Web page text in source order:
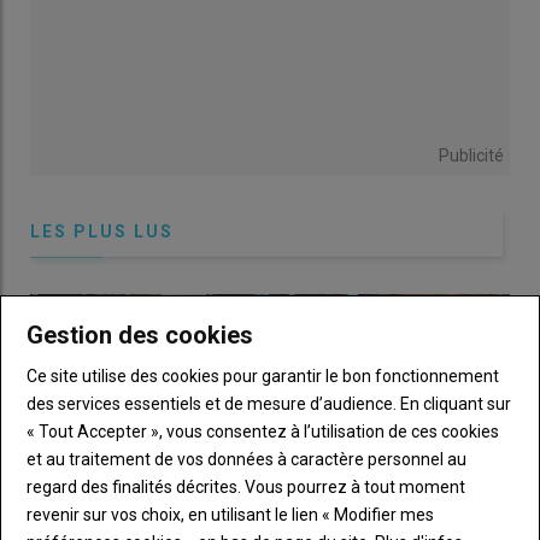
Publicité
LES PLUS LUS
Gestion des cookies
Ce site utilise des cookies pour garantir le bon fonctionnement
des services essentiels et de mesure d’audience. En cliquant sur
« Tout Accepter », vous consentez à l’utilisation de ces cookies
et au traitement de vos données à caractère personnel au
regard des finalités décrites. Vous pourrez à tout moment
revenir sur vos choix, en utilisant le lien « Modifier mes